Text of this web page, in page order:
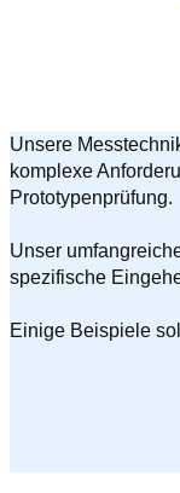
Unsere
komplexe
Prototypenprüfung.
Unser
spezifische
Einige Beispiele